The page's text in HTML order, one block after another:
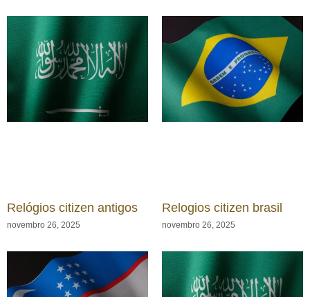
Relógios citizen antigos
novembro 26, 2025
Relogios citizen brasil
novembro 26, 2025